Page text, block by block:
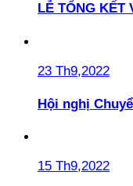
LỄ TỔNG
23 Th9,2022
Hội nghị
15 Th9,2022